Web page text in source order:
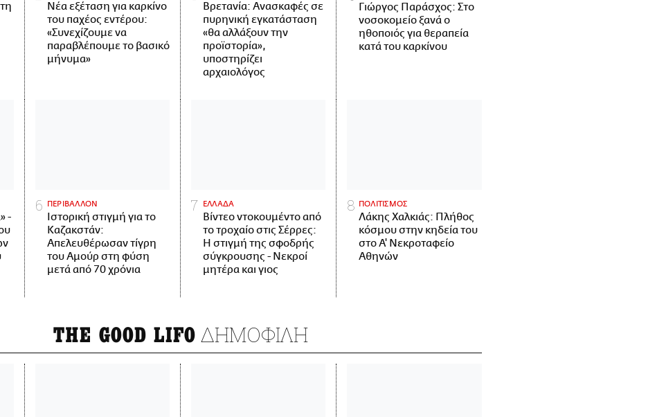
Νέα εξέταση για καρκίνο
του παχέος εντέρου:
«Συνεχίζουμε να
παραβλέπουμε το βασικό
μήνυμα»
Βρετανία: Ανασκαφές σε
πυρηνική εγκατάσταση
«θα αλλάξουν την
προϊστορία»,
υποστηρίζει
αρχαιολόγος
Γιώργος Παράσχος: Στο
νοσοκομείο ξανά ο
ηθοποιός για θεραπεία
κατά του καρκίνου
-
ΠΕΡΙΒΑΛΛΟΝ
Ιστορική στιγμή για το
Καζακστάν:
Απελευθέρωσαν τίγρη
του Αμούρ στη φύση
μετά από 70 χρόνια
ΕΛΛΑΔΑ
Βίντεο ντοκουμέντο από
το τροχαίο στις Σέρρες:
Η στιγμή της σφοδρής
σύγκρουσης - Νεκροί
μητέρα και γιος
ΠΟΛΙΤΙΣΜΟΣ
Λάκης Χαλκιάς: Πλήθος
κόσμου στην κηδεία του
στο Α' Νεκροταφείο
Αθηνών
THE GOOD LIFO ΔΗΜΟΦΙΛΗ